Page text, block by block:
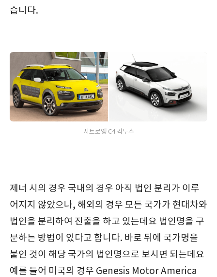
습니다.
시트로엥 C4 칵투스
제너 시의 경우 국내의 경우 아직 법인 분리가 이루
어지지 않았으나, 해외의 경우 모든 국가가 현대차와
법인을 분리하여 진출을 하고 있는데요 법인명을 구
분하는 방법이 있다고 합니다. 바로 뒤에 국가명을
붙인 것이 해당 국가의 법인명으로 보시면 되는데요
예를 들어 미국의 경우 Genesis Motor America